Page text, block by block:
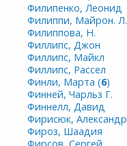
Филипенко, Леонид
Филиппи, Майрон. Л.
Филиппова, Н.
Филлипс, Джон
Филлипс, Майкл
Филлипс, Рассел
Финли, Марта (6)
Финней, Чарльз Г.
Финнелл, Давид
Фирисюк, Александр
Фироз, Шаадия